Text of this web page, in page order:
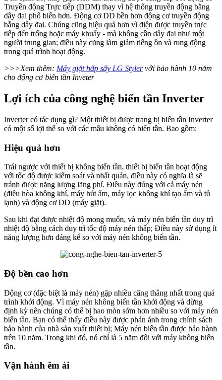
Truyền động Trực tiếp (DDM) thay vì hệ thống truyền động bằng
dây đai phổ biến hơn. Động cơ DD bền hơn động cơ truyền động
bằng dây đai. Chúng cũng hiệu quả hơn vì điện được truyền trực
tiếp đến trống hoặc máy khuấy - mà không cần dây đai như một
người trung gian; điều này cũng làm giảm tiếng ồn và rung động
trong quá trình hoạt động.
>>>Xem thêm: Máy giặt hấp sấy LG Stylervới bảo hành 10 năm
cho động cơ biến tần Inveter
Lợi ích của công nghệ biến tần Inverter
Inverter có tác dụng gì? Một thiết bị được trang bị biến tần Inverter
có một số lợi thế so với các mẫu không có biến tần. Bao gồm:
Hiệu quả hơn
Trái ngược với thiết bị không biến tần, thiết bị biến tần hoạt động
với tốc độ được kiểm soát và nhất quán, điều này có nghĩa là sẽ
tránh được năng lượng lãng phí. Điều này đúng với cả máy nén
(điều hòa không khí, máy hút ẩm, máy lọc không khí tạo ẩm và tủ
lạnh) và động cơ DD (máy giặt).
Sau khi đạt được nhiệt độ mong muốn, và máy nén biến tần duy trì
nhiệt độ bằng cách duy trì tốc độ máy nén thấp; Điều này sử dụng ít
năng lượng hơn đáng kể so với máy nén không biến tần.
Độ bền cao hơn
Động cơ (đặc biệt là máy nén) gặp nhiều căng thẳng nhất trong quá
trình khởi động. Vì máy nén không biến tần khởi động và dừng
định kỳ nên chúng có thể bị hao mòn sớm hơn nhiều so với máy nén
biến tần. Bạn có thể thấy điều này được phản ánh trong chính sách
bảo hành của nhà sản xuất thiết bị; Máy nén biến tần được bảo hành
trên 10 năm. Trong khi đó, nó chỉ là 5 năm đối với máy không biến
tần.
Vận hành êm ái